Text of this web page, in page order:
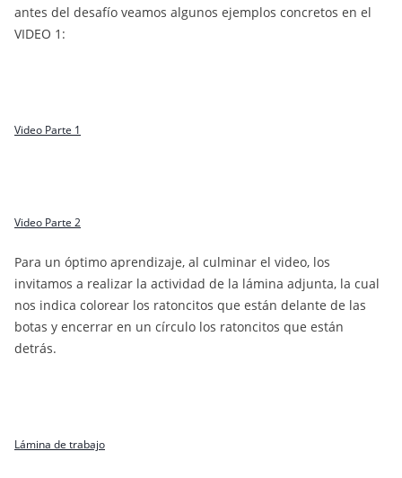
antes del desafío veamos algunos ejemplos concretos en el
VIDEO 1:
Video Parte 1
Video Parte 2
Para un óptimo aprendizaje, al culminar el video, los
invitamos a realizar la actividad de la lámina adjunta, la cual
nos indica colorear los ratoncitos que están delante de las
botas y encerrar en un círculo los ratoncitos que están
detrás.
Lámina de trabajo